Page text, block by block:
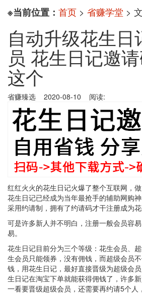
※当前位置： 首页 > 省赚学堂 >
自动升级花生日
员 花生日记邀
这个
省赚臻选 2020-08-10 阅读:
红红火火的花生日记火爆了整个互联网，
花生日记已经成为当年最抢手的辅助网购
采用约请制，拥有了约请码才干注册成为花
可是许多新人并不明白，注册一般会员容
易。
花生日记目前分为三个等级：花生会员、
生会员只能领券，没有佣钱，而超级会员
钱，用花生日记，最好直接晋级为超级会
生日记在淘宝下单就能获得佣钱了，许多
一看要晋级超级会员，还需要再约请5个人